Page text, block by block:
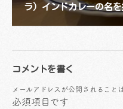
ラ）インドカレーの名
コメントを書く
メールアドレスが公開されること
必須項目です